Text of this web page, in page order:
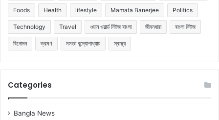
Foods Health lifestyle Mamata Banerjee Politics
Technology Travel ওয়ান ওয়ার্ল্ড নিউজ বাংলা জীবনধারা বাংলা নিউজ
বিনোদন ভ্রমণ মমতা বন্দ্যোপাধ্যায় স্বাস্থ্য
Categories
Bangla News